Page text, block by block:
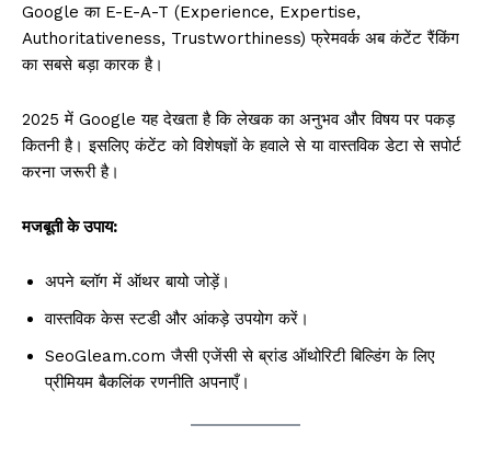
Google का E-E-A-T (Experience, Expertise,
Authoritativeness, Trustworthiness) फ्रेमवर्क अब कंटेंट रैंकिंग
का सबसे बड़ा कारक है।
2025 में Google यह देखता है कि लेखक का अनुभव और विषय पर पकड़
कितनी है। इसलिए कंटेंट को विशेषज्ञों के हवाले से या वास्तविक डेटा से सपोर्ट
करना जरूरी है।
मजबूती के उपाय:
अपने ब्लॉग में ऑथर बायो जोड़ें।
वास्तविक केस स्टडी और आंकड़े उपयोग करें।
SeoGleam.com जैसी एजेंसी से ब्रांड ऑथोरिटी बिल्डिंग के लिए
प्रीमियम बैकलिंक रणनीति अपनाएँ।